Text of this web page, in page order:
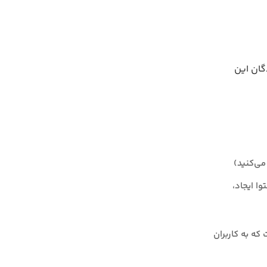
این
می‌کنید)
ایجاد،
به کاربران